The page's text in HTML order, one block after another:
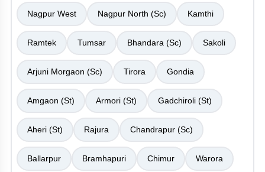
Nagpur West Nagpur North (Sc) Kamthi
Ramtek Tumsar Bhandara (Sc) Sakoli
Arjuni Morgaon (Sc) Tirora Gondia
Amgaon (St) Armori (St) Gadchiroli (St)
Aheri (St) Rajura Chandrapur (Sc)
Ballarpur Bramhapuri Chimur Warora